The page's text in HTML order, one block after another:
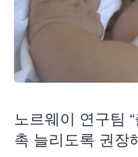
노르웨이 연구팀
촉 늘리도록 권장